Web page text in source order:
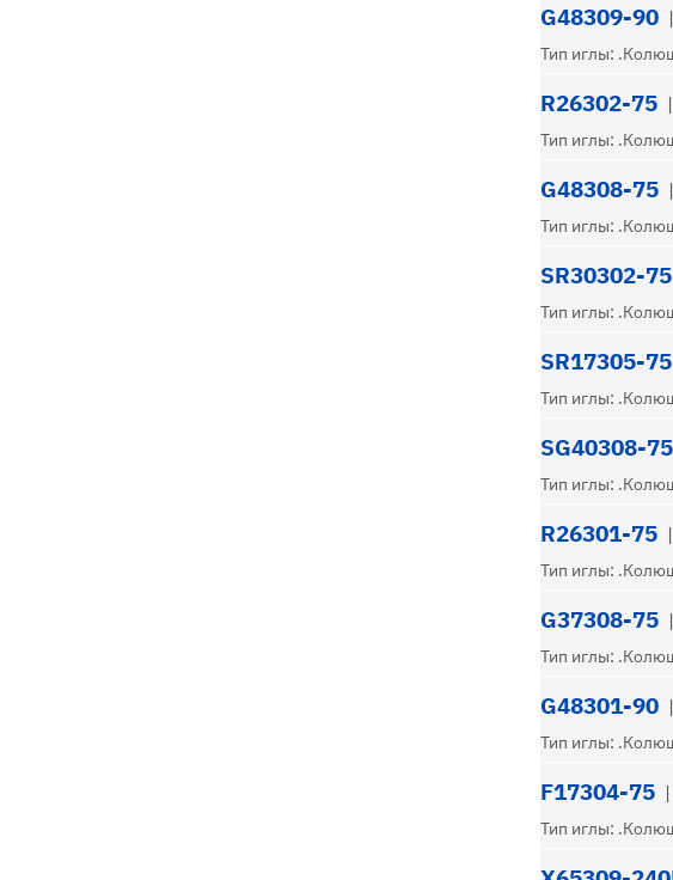
G48309-90
Тип иглы:
R26302-75
Тип иглы:
G48308-75
Тип иглы:
SR30302-75
Тип иглы:
SR17305-75
Тип иглы:
SG40308-75
Тип иглы:
R26301-75
Тип иглы:
G37308-75
Тип иглы:
G48301-90
Тип иглы:
F17304-75
Тип иглы: